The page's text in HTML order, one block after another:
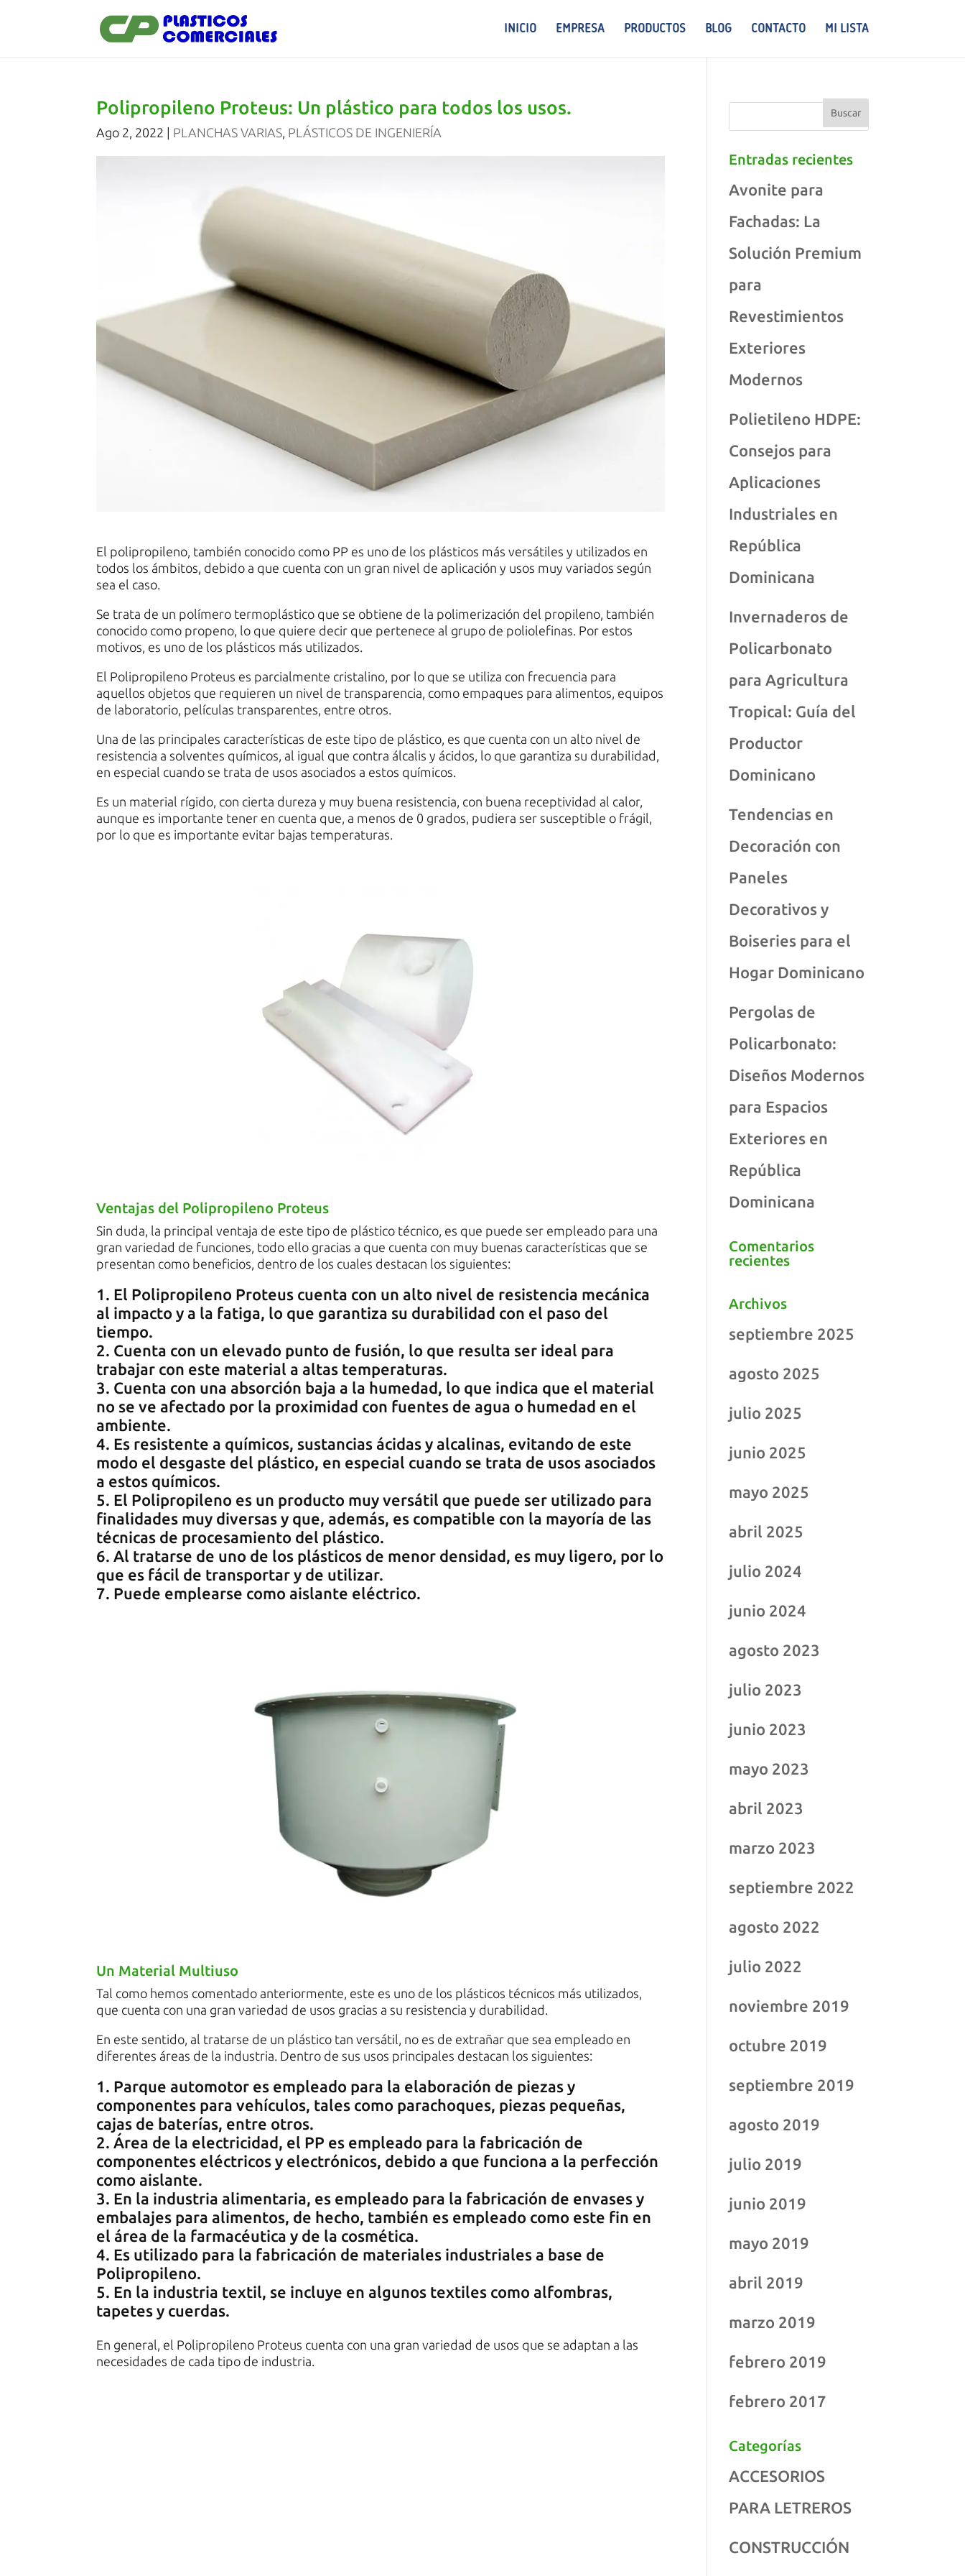
INICIO EMPRESA PRODUCTOS BLOG CONTACTO MI LISTA
Polipropileno Proteus: Un plástico para todos los usos.
Ago 2, 2022 PLANCHAS VARIAS, PLÁSTICOS DE INGENIERÍA
El polipropileno, también conocido como PP es uno de los plásticos más versátiles y utilizados en
todos los ámbitos, debido a que cuenta con un gran nivel de aplicación y usos muy variados según
sea el caso.
Se trata de un polímero termoplástico que se obtiene de la polimerización del propileno, también
conocido como propeno, lo que quiere decir que pertenece al grupo de poliolefinas. Por estos
motivos, es uno de los plásticos más utilizados.
El Polipropileno Proteus es parcialmente cristalino, por lo que se utiliza con frecuencia para
aquellos objetos que requieren un nivel de transparencia, como empaques para alimentos, equipos
de laboratorio, películas transparentes, entre otros.
Una de las principales características de este tipo de plástico, es que cuenta con un alto nivel de
resistencia a solventes químicos, al igual que contra álcalis y ácidos, lo que garantiza su durabilidad,
en especial cuando se trata de usos asociados a estos químicos.
Es un material rígido, con cierta dureza y muy buena resistencia, con buena receptividad al calor,
aunque es importante tener en cuenta que, a menos de 0 grados, pudiera ser susceptible o frágil,
por lo que es importante evitar bajas temperaturas.
Ventajas del Polipropileno Proteus
Sin duda, la principal ventaja de este tipo de plástico técnico, es que puede ser empleado para una
gran variedad de funciones, todo ello gracias a que cuenta con muy buenas características que se
presentan como beneficios, dentro de los cuales destacan los siguientes:
El Polipropileno Proteus cuenta con un alto nivel de resistencia mecánica
al impacto y a la fatiga, lo que garantiza su durabilidad con el paso del
tiempo.
Cuenta con un elevado punto de fusión, lo que resulta ser ideal para
trabajar con este material a altas temperaturas.
Cuenta con una absorción baja a la humedad, lo que indica que el material
no se ve afectado por la proximidad con fuentes de agua o humedad en el
ambiente.
Es resistente a químicos, sustancias ácidas y alcalinas, evitando de este
modo el desgaste del plástico, en especial cuando se trata de usos asociados
a estos químicos.
El Polipropileno es un producto muy versátil que puede ser utilizado para
finalidades muy diversas y que, además, es compatible con la mayoría de las
técnicas de procesamiento del plástico.
Al tratarse de uno de los plásticos de menor densidad, es muy ligero, por lo
que es fácil de transportar y de utilizar.
Puede emplearse como aislante eléctrico.
Un Material Multiuso
Tal como hemos comentado anteriormente, este es uno de los plásticos técnicos más utilizados,
que cuenta con una gran variedad de usos gracias a su resistencia y durabilidad.
En este sentido, al tratarse de un plástico tan versátil, no es de extrañar que sea empleado en
diferentes áreas de la industria. Dentro de sus usos principales destacan los siguientes:
Parque automotor es empleado para la elaboración de piezas y
componentes para vehículos, tales como parachoques, piezas pequeñas,
cajas de baterías, entre otros.
Área de la electricidad, el PP es empleado para la fabricación de
componentes eléctricos y electrónicos, debido a que funciona a la perfección
como aislante.
En la industria alimentaria, es empleado para la fabricación de envases y
embalajes para alimentos, de hecho, también es empleado como este fin en
el área de la farmacéutica y de la cosmética.
Es utilizado para la fabricación de materiales industriales a base de
Polipropileno.
En la industria textil, se incluye en algunos textiles como alfombras,
tapetes y cuerdas.
En general, el Polipropileno Proteus cuenta con una gran variedad de usos que se adaptan a las
necesidades de cada tipo de industria.
Entradas recientes
Avonite para
Fachadas: La
Solución Premium
para
Revestimientos
Exteriores
Modernos
Polietileno HDPE:
Consejos para
Aplicaciones
Industriales en
República
Dominicana
Invernaderos de
Policarbonato
para Agricultura
Tropical: Guía del
Productor
Dominicano
Tendencias en
Decoración con
Paneles
Decorativos y
Boiseries para el
Hogar Dominicano
Pergolas de
Policarbonato:
Diseños Modernos
para Espacios
Exteriores en
República
Dominicana
Comentarios
recientes
Archivos
septiembre 2025
agosto 2025
julio 2025
junio 2025
mayo 2025
abril 2025
julio 2024
junio 2024
agosto 2023
julio 2023
junio 2023
mayo 2023
abril 2023
marzo 2023
septiembre 2022
agosto 2022
julio 2022
noviembre 2019
octubre 2019
septiembre 2019
agosto 2019
julio 2019
junio 2019
mayo 2019
abril 2019
marzo 2019
febrero 2019
febrero 2017
Categorías
ACCESORIOS
PARA LETREROS
CONSTRUCCIÓN